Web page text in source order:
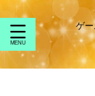
ゲ